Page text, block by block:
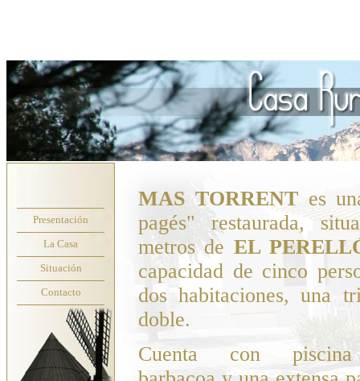
Presentación
La Casa
Situación
Contacto